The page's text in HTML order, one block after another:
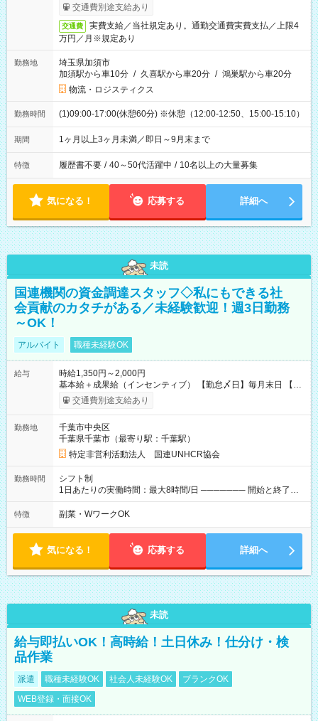
交通費別途支給あり
交通費
実費支給／当社規定あり。通勤交通費実費支払／上限4
万円／月※規定あり
勤務地
埼玉県加須市
加須駅から車10分 / 久喜駅から車20分 / 鴻巣駅から車20分
物流・ロジスティクス
勤務時間 (1)09:00-17:00(休憩60分) ※休憩（12:00-12:50、15:00-15:10）
期間 1ヶ月以上3ヶ月未満／即日～9月末まで
特徴 履歴書不要 / 40～50代活躍中 / 10名以上の大量募集
気になる！ 応募する 詳細へ
未読
国連機関の資金調達スタッフ◇私にもできる社
会貢献のカタチがある／未経験歓迎！週3日勤務
～OK！
アルバイト 職種未経験OK
給与
時給1,350円～2,000円
基本給＋成果給（インセンティブ） 【勤怠〆日】毎月末日 【給
与支払】翌月15日 下記はモデルの月収例です。詳細は面接でご
案内します。 ────── モデル月収 ────── 【週3日／月12日
万(時給1400円～) 【週4日／月16日勤務の場合】 1年目:月収
20.5万(時給1350円～) 2年目:月収25.6万(時給1400円～) 【週5
日／月22日勤務の場合】 1年目:月収28.1万(時給1350円～) 2年
目:月収35.0万(時給1400円～) ※上記は1日8時間換算、成果給を
加算した目安金額です ◇時間外手当 ◇通勤手当 ◇健康管理補助
◇インフルエンザ予防接種補助 ◇成果給（個人業績／月毎）​ ◇チ
次昇給制度 ◇昇格制度 【試用期間】試用期間あり 試用期間の長
さ：1ヶ月 雇用形態、給与は本採用時と同じです。 初回は1か月
契約でトライアル期間（給与・待遇に差異なし）
交通費別途支給あり
勤務地
千葉市中央区
千葉県千葉市（最寄り駅：千葉駅）
特定非営利活動法人 国連UNHCR協会
勤務時間
シフト制
1日あたりの実働時間：最大8時間/日 ─────── 開始と終了時
間 ─────── 8:00～21:00の中でシフト制 ※実働8時間（休憩
60分） ※活動場所により開始・終了時間は変動 ─────── 選
や月水金日、火水金土日など フルタイムで取り組みたい方も、
Ｗワーク希望の方も歓迎◎
特徴 副業・WワークOK
気になる！ 応募する 詳細へ
未読
給与即払いOK！高時給！土日休み！仕分け・検
品作業
派遣 職種未経験OK 社会人未経験OK
ブランクOK
WEB登録・面接OK